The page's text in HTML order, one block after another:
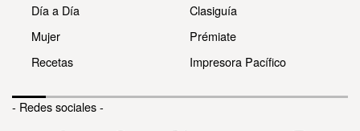
Día a Día
Mujer
Recetas
Clasiguía
Prémiate
Impresora Pacífico
- Redes sociales -